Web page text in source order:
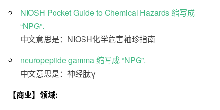
NIOSH Pocket Guide to Chemical Hazards 缩写成
“NPG”.
中文意思是：NIOSH化学危害袖珍指南
neuropeptide gamma 缩写成 “NPG”.
中文意思是：神经肽γ
【商业】领域: